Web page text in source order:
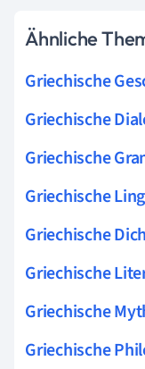
Ähnliche
Griechische
Griechische
Griechische
Griechische
Griechische
Griechische
Griechische
Griechische